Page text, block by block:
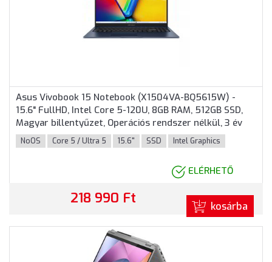
Asus Vivobook 15 Notebook (X1504VA-BQ5615W) -
15.6" FullHD, Intel Core 5-120U, 8GB RAM, 512GB SSD,
Magyar billentyűzet, Operációs rendszer nélkül, 3 év
garancia, Kék színben
NoOS Core 5 / Ultra 5 15.6" SSD Intel Graphics
ELÉRHETŐ
218 990 Ft kosárba